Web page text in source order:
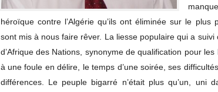
héroïque contre l’Algérie qu’ils ont éliminée sur le
sont mis à nous faire rêver. La liesse populaire qui a
d’Afrique des Nations, synonyme de qualification pour
à une foule en délire, le temps d’une soirée, ses
différences. Le peuple bigarré n’était plus qu’un, uni